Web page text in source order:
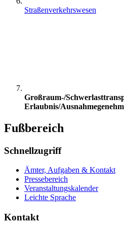
Straßenverkehrswesen
Großraum-/
Erlaubnis/
Fußbereich
Schnellzugriff
Ämter, Aufgaben & Kontakt
Pressebereich
Veranstaltungskalender
Leichte Sprache
Kontakt